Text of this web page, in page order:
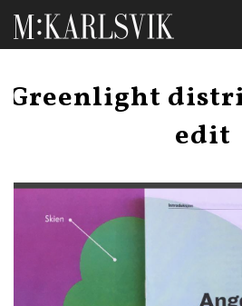
Greenlight
edit